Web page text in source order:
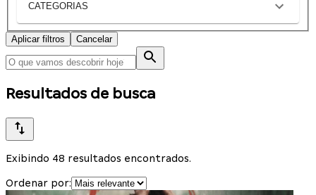
CATEGORIAS
Aplicar filtros Cancelar
Resultados de busca
Exibindo 48 resultados encontrados.
Ordenar por: